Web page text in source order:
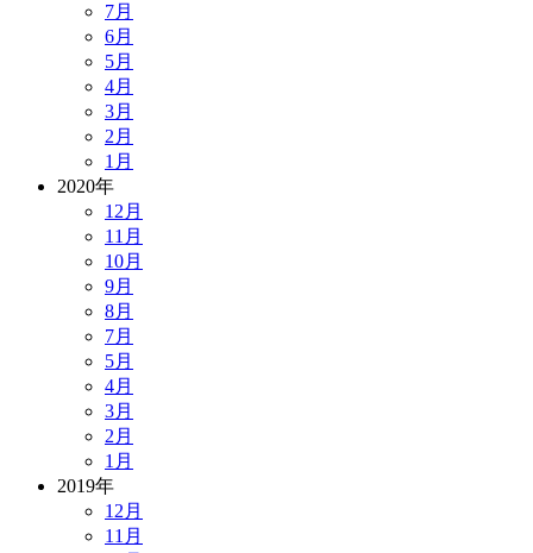
7月
6月
5月
4月
3月
2月
1月
2020年
12月
11月
10月
9月
8月
7月
5月
4月
3月
2月
1月
2019年
12月
11月